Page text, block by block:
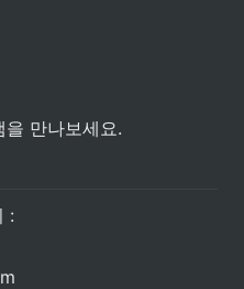
만나보세요.
: